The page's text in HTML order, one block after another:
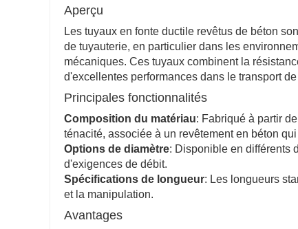
Aperçu
Les tuyaux en fonte ductile revêtus de béton
de tuyauterie, en particulier dans les
mécaniques. Ces tuyaux combinent la
d'excellentes performances dans le transport
Principales fonctionnalités
Composition du matériau: Fabriqué à partir
ténacité, associée à un revêtement en béton
Options de diamètre: Disponible en différents
d'exigences de débit.
Spécifications de longueur: Les longueurs
et la manipulation.
Avantages